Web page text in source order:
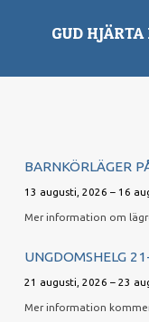
GUD
BARNKÖRLÄGER
13 augusti, 2026 – 16
Mer information om
UNGDOMSHELG
21 augusti, 2026 – 23
Mer information